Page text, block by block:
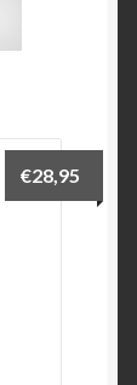
€28,95